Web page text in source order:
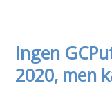
Ingen
2020, men